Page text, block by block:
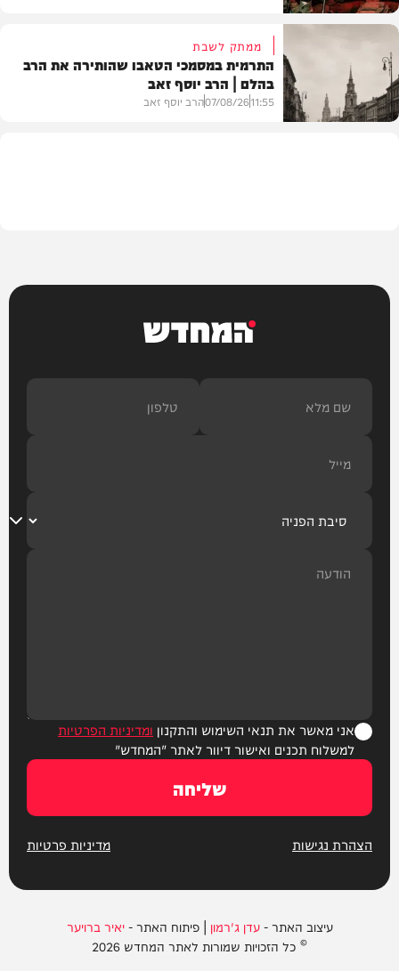
דעות
ממתק לשבת
התרמית במסמכי הטאבו שהותירה את הרב
בהלם | הרב יוסף זאב
11:55
07/08/26הרב יוסף זאב
המחדש
אני מאשר את תנאי השימוש והתקנון ומדיניות הפרטיות
למשלוח תכנים ואישור דיוור לאתר "המחדש"
שליחה
הצהרת נגישות מדיניות פרטיות
עיצוב האתר -עדן ג'רמון | פיתוח האתר -יאיר ברויער
© כל הזכויות שמורות לאתר המחדש 2026